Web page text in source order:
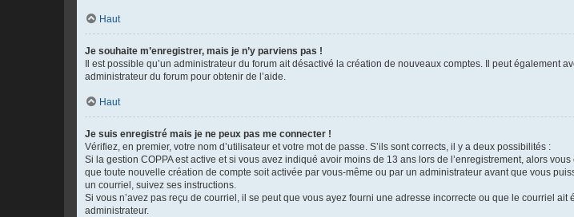
Haut
Je souhaite m’enregistrer, mais je n’y parviens pas !
Il est possible qu’un administrateur du forum ait désactivé la création de nouveaux comptes. Il peut également
administrateur du forum pour obtenir de l’aide.
Haut
Je suis enregistré mais je ne peux pas me connecter !
Vérifiez, en premier, votre nom d’utilisateur et votre mot de passe. S’ils sont corrects, il y a deux possibilités :
Si la gestion COPPA est active et si vous avez indiqué avoir moins de 13 ans lors de l’enregistrement, alors
que toute nouvelle création de compte soit activée par vous-même ou par un administrateur avant que vous
un courriel, suivez ses instructions.
Si vous n’avez pas reçu de courriel, il se peut que vous ayez fourni une adresse incorrecte ou que le courriel
administrateur.